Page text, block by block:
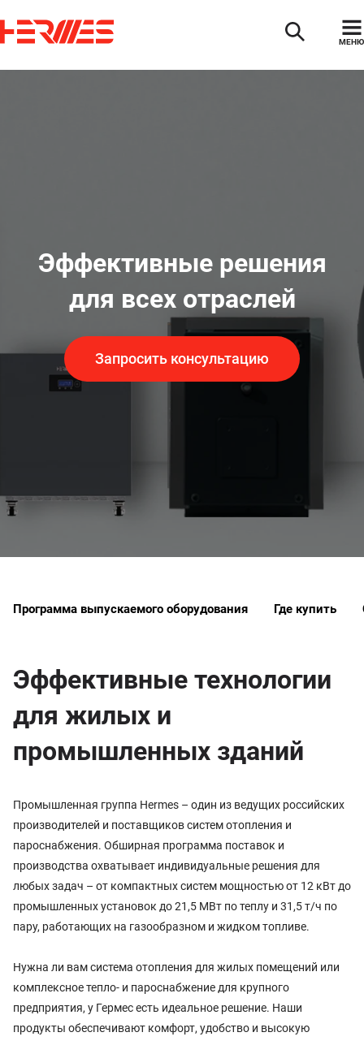
МЕНЮ
Эффективные решения
для всех отраслей
Запросить консультацию
Программа выпускаемого оборудования Где купить
Эффективные технологии
для жилых и
промышленных зданий
Промышленная группа Hermes – один из ведущих российских
производителей и поставщиков систем отопления и
пароснабжения. Обширная программа поставок и
производства охватывает индивидуальные решения для
любых задач – от компактных систем мощностью от 12 кВт до
промышленных установок до 21,5 МВт по теплу и 31,5 т/ч по
пару, работающих на газообразном и жидком топливе.
Нужна ли вам система отопления для жилых помещений или
комплексное тепло- и пароснабжение для крупного
предприятия, у Гермес есть идеальное решение. Наши
продукты обеспечивают комфорт, удобство и высокую